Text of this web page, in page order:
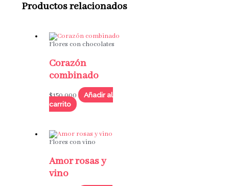
Productos relacionados
Flores con chocolates
Corazón
combinado
$150,000
Añadir al
carrito
Flores con vino
Amor rosas y
vino